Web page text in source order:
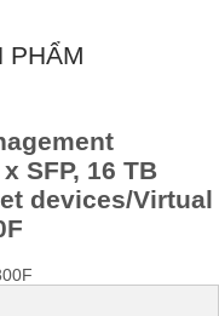
PHẨM
SFP, 16 TB
devices/Virtual